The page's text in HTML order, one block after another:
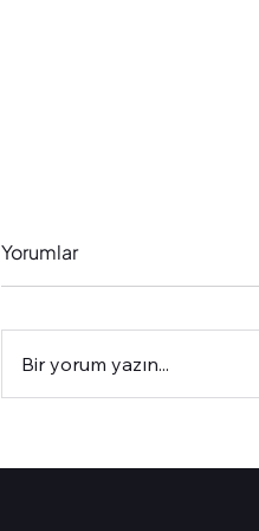
Reklamlarını Nasıl
Yorumlar
Bir yorum yazın...